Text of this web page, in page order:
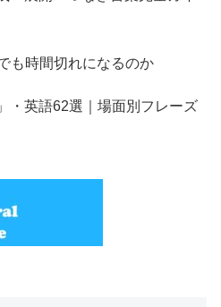
も時間切れになるのか
・英語62選｜場面別フレーズ